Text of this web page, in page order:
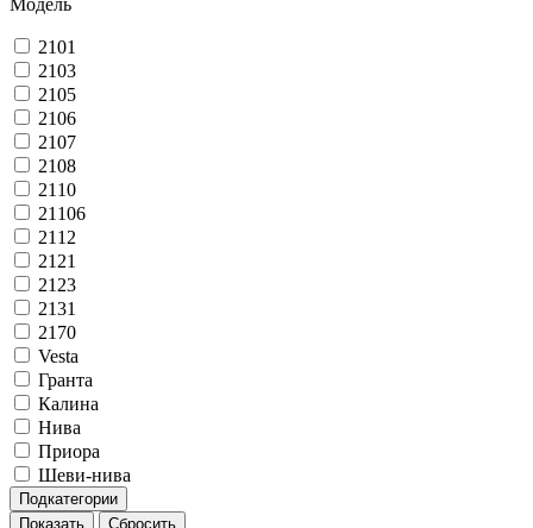
Модель
2101
2103
2105
2106
2107
2108
2110
21106
2112
2121
2123
2131
2170
Vesta
Гранта
Калина
Нива
Приора
Шеви-нива
Подкатегории